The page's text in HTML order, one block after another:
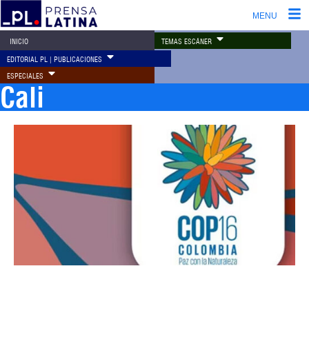
MENU
INICIO TEMAS ESCÁNER
EDITORIAL PL | PUBLICACIONES
ESPECIALES
Cali